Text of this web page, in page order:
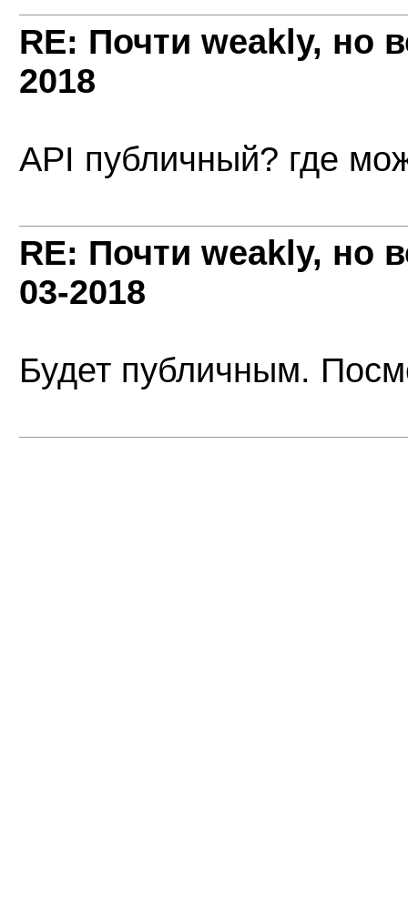
RE: Почти weakly, но
2018
API публичный? где
RE: Почти weakly, но
03-2018
Будет публичным.